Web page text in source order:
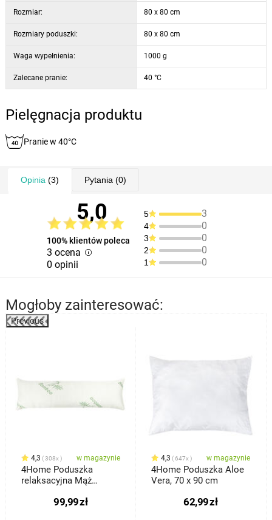
Rozmiar: 80 x 80 cm
Rozmiary poduszki: 80 x 80 cm
Waga wypełnienia: 1000 g
Zalecane pranie: 40 °C
Pielęgnacja produktu
Pranie w 40°C
Opinia (3) Pytania (0)
5,0
100% klientów poleca
3 ocena
0 opinii
5 3
4 0
3 0
2 0
1 0
Mogłoby zainteresować:
Previous
4,3 308x w magazynie
4Home Poduszka
relaksacyjna Mąż
pamięcią kształtu
99,99zł
4,3 647x w magazynie
4Home Poduszka Aloe
Vera, 70 x 90 cm
62,99zł